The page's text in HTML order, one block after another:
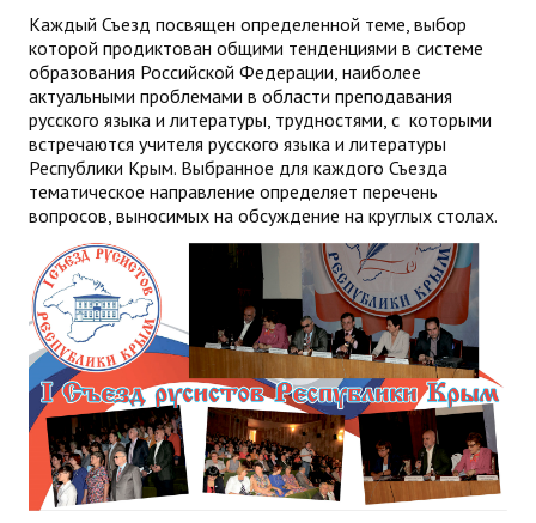
Каждый Съезд посвящен определенной теме, выбор
которой продиктован общими тенденциями в системе
образования Российской Федерации, наиболее
актуальными проблемами в области преподавания
русского языка и литературы, трудностями, с которыми
встречаются учителя русского языка и литературы
Республики Крым. Выбранное для каждого Съезда
тематическое направление определяет перечень
вопросов, выносимых на обсуждение на круглых столах.